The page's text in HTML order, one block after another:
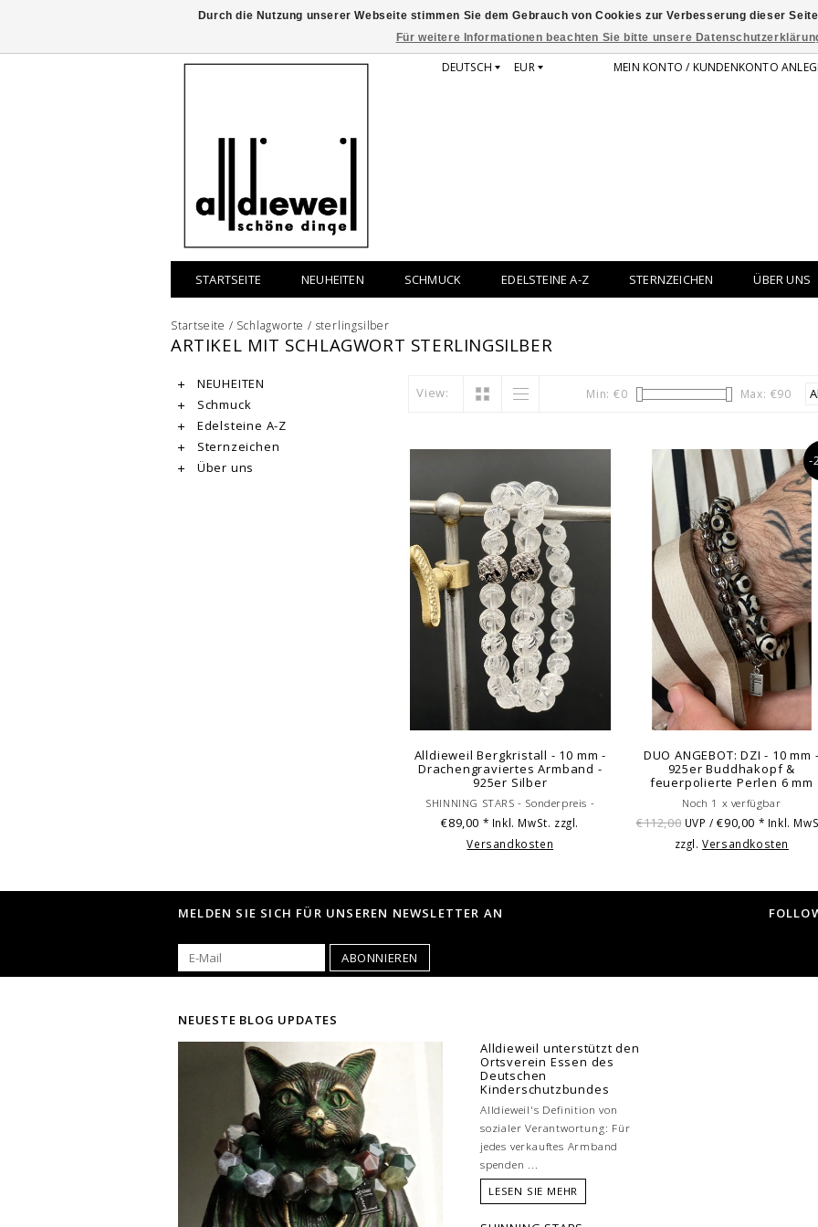
DEUTSCH EUR MEIN KONTO / KUNDENKONTO
STARTSEITE NEUHEITEN SCHMUCK EDELSTEINE A-Z STERNZEICHEN ÜBER UNS
Startseite / Schlagworte / sterlingsilber
ARTIKEL MIT SCHLAGWORT STERLINGSILBER
NEUHEITEN
Schmuck
Edelsteine A-Z
Sternzeichen
Über uns
View: Min: €0 Max: €90
Alldieweil Bergkristall - 10 mm -
Drachengraviertes Armband -
925er Silber
SHINNING STARS - Sonderpreis -
€89,00 * Inkl. MwSt. zzgl.
Versandkosten
-
DUO ANGEBOT: DZI - 10 mm -
925er Buddhakopf &
feuerpolierte Perlen 6 mm
Noch 1 x verfügbar
€112,00 UVP / €90,00 * Inkl.
zzgl.Versandkosten
Durch die Nutzung unserer Webseite stimmen Sie dem Gebrauch von Cookies zur Verbesserung dieser
Für weitere Informationen beachten Sie bitte unsere
MELDEN SIE SICH FÜR UNSEREN NEWSLETTER AN
ABONNIEREN
NEUESTE BLOG UPDATES
Alldieweil unterstützt den
Ortsverein Essen des
Deutschen
Kinderschutzbundes
Alldieweil's Definition von
sozialer Verantwortung: Für
jedes verkauftes Armband
spenden ...
LESEN SIE MEHR